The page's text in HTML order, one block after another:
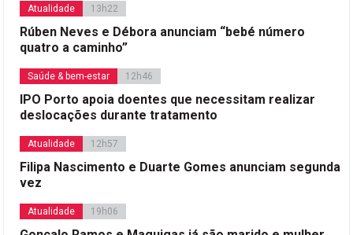
Atualidade 13h22
Rúben Neves e Débora anunciam “bebé número
quatro a caminho”
Saúde & bem-estar 12h46
IPO Porto apoia doentes que necessitam realizar
deslocações durante tratamento
Atualidade 12h57
Filipa Nascimento e Duarte Gomes anunciam segunda
vez
Atualidade 19h06